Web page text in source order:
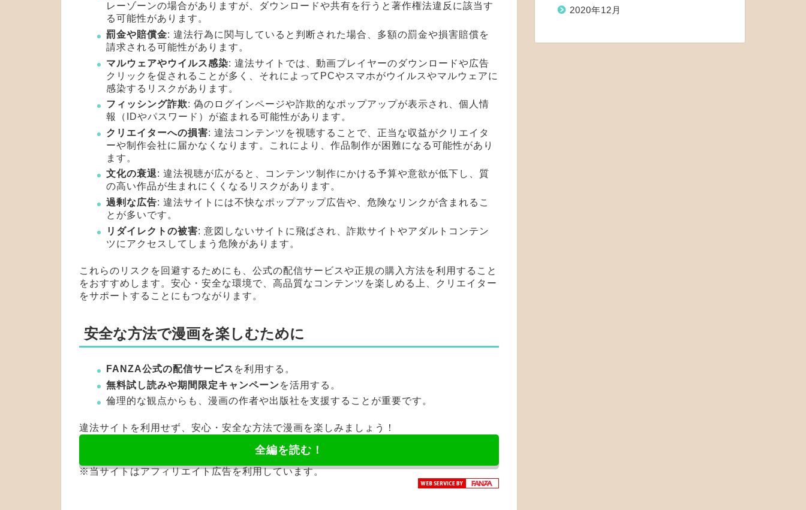
レーゾーンの場合がありますが、ダウンロードや共有を行うと著作権法違反に該当す
る可能性があります。
罰金や賠償金: 違法行為に関与していると判断された場合、多額の罰金や損害賠償を
請求される可能性があります。
マルウェアやウイルス感染: 違法サイトでは、動画プレイヤーのダウンロードや広告
クリックを促されることが多く、それによってPCやスマホがウイルスやマルウェアに
感染するリスクがあります。
フィッシング詐欺: 偽のログインページや詐欺的なポップアップが表示され、個人情
報（IDやパスワード）が盗まれる可能性があります。
クリエイターへの損害: 違法コンテンツを視聴することで、正当な収益がクリエイタ
ーや制作会社に届かなくなります。これにより、作品制作が困難になる可能性があり
ます。
文化の衰退: 違法視聴が広がると、コンテンツ制作にかける予算や意欲が低下し、質
の高い作品が生まれにくくなるリスクがあります。
過剰な広告: 違法サイトには不快なポップアップ広告や、危険なリンクが含まれるこ
とが多いです。
リダイレクトの被害: 意図しないサイトに飛ばされ、詐欺サイトやアダルトコンテン
ツにアクセスしてしまう危険があります。
これらのリスクを回避するためにも、公式の配信サービスや正規の購入方法を利用すること
をおすすめします。安心・安全な環境で、高品質なコンテンツを楽しめる上、クリエイター
をサポートすることにもつながります。
安全な方法で漫画を楽しむために
FANZA公式の配信サービス を利用する。
無料試し読みや期間限定キャンペーンを活用する。
倫理的な観点からも、漫画の作者や出版社を支援することが重要です。
違法サイトを利用せず、安心・安全な方法で漫画を楽しみましょう！
全編を読む！
※当サイトはアフィリエイト広告を利用しています。
2020年12月